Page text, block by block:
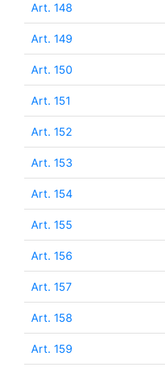
Art. 148
Art. 149
Art. 150
Art. 151
Art. 152
Art. 153
Art. 154
Art. 155
Art. 156
Art. 157
Art. 158
Art. 159